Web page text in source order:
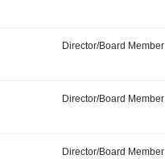
Director/Board Member
Director/Board Member
Director/Board Member